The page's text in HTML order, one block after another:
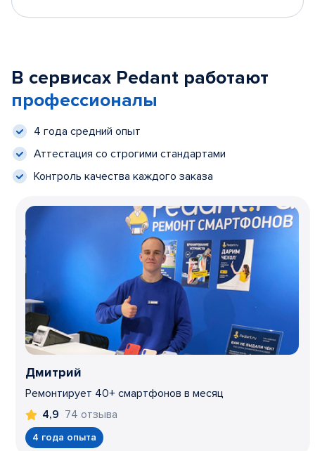
В сервисах Pedant работают
профессионалы
4 года средний опыт
Аттестация со строгими стандартами
Контроль качества каждого заказа
Дмитрий
Ремонтирует 40+ смартфонов в месяц
4,9 74 отзыва
4 года опыта